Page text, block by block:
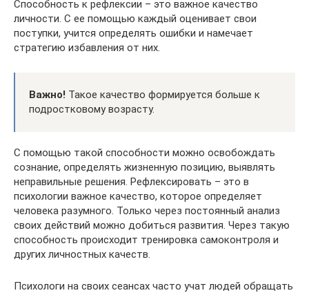
Способность к рефлексии – это важное качество
личности. С ее помощью каждый оценивает свои
поступки, учится определять ошибки и намечает
стратегию избавления от них.
Важно! Такое качество формируется больше к
подростковому возрасту.
С помощью такой способности можно освобождать
сознание, определять жизненную позицию, выявлять
неправильные решения. Рефлексировать – это в
психологии важное качество, которое определяет
человека разумного. Только через постоянный анализ
своих действий можно добиться развития. Через такую
способность происходит тренировка самоконтроля и
других личностных качеств.
Психологи на своих сеансах часто учат людей обращать